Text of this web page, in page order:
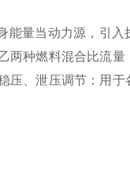
能量当动力源，引
两种燃料混合比流
压、泄压调节：用